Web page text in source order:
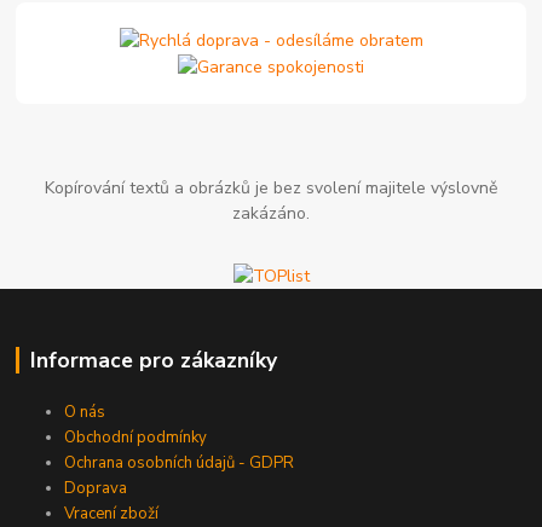
Kopírování textů a obrázků je bez svolení majitele výslovně
zakázáno.
Informace pro zákazníky
O nás
Obchodní podmínky
Ochrana osobních údajů - GDPR
Doprava
Vracení zboží